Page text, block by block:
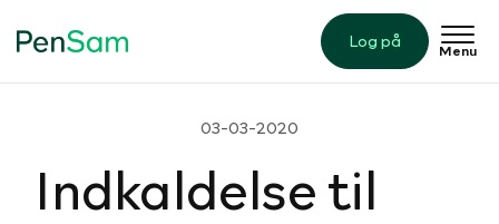
Log på Menu
03-03-2020
Ind­kal­delse til